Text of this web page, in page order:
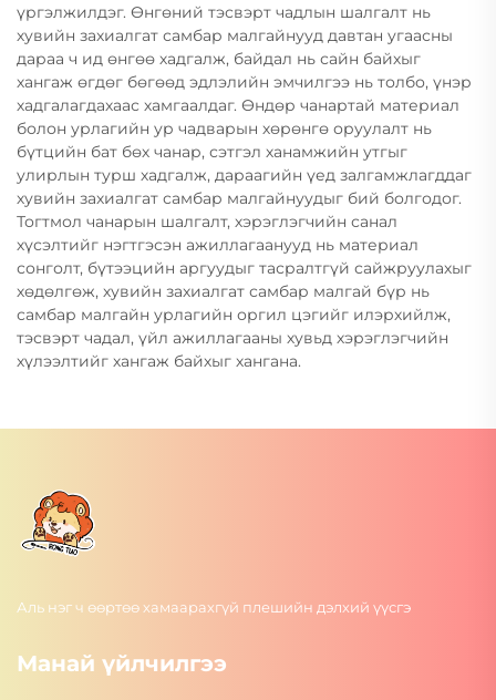
үргэлжилдэг. Өнгөний тэсвэрт чадлын шалгалт нь
хувийн захиалгат самбар малгайнууд давтан угаасны
дараа ч ид өнгөө хадгалж, байдал нь сайн байхыг
хангаж өгдөг бөгөөд эдлэлийн эмчилгээ нь толбо, үнэр
хадгалагдахаас хамгаалдаг. Өндөр чанартай материал
болон урлагийн ур чадварын хөрөнгө оруулалт нь
бүтцийн бат бөх чанар, сэтгэл ханамжийн утгыг
улирлын турш хадгалж, дараагийн үед залгамжлагддаг
хувийн захиалгат самбар малгайнуудыг бий болгодог.
Тогтмол чанарын шалгалт, хэрэглэгчийн санал
хүсэлтийг нэгтгэсэн ажиллагаанууд нь материал
сонголт, бүтээцийн аргуудыг тасралтгүй сайжруулахыг
хөдөлгөж, хувийн захиалгат самбар малгай бүр нь
самбар малгайн урлагийн оргил цэгийг илэрхийлж,
тэсвэрт чадал, үйл ажиллагааны хувьд хэрэглэгчийн
хүлээлтийг хангаж байхыг хангана.
Аль нэг ч өөртөө хамаарахгүй плешийн дэлхий үүсгэ
Манай үйлчилгээ